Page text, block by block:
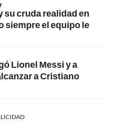
su cruda realidad en
siempre el equipo le
Lionel Messi y a
a Cristiano